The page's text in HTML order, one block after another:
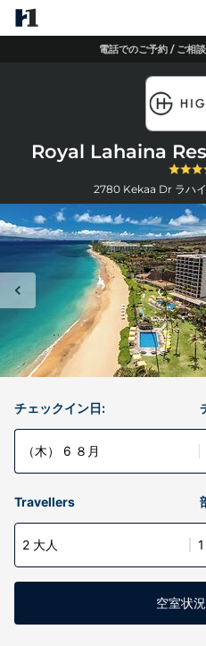
電話でのご予約 / ご相
Royal Lahaina
2780 Kekaa Dr ラハ
チェックイン日:
（木） 6 ８月
Travellers
2 大人
空室状